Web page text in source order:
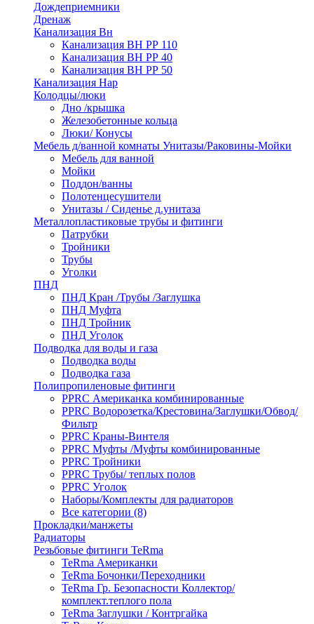
Дождеприемники
Дренаж
Канализация Вн
Канализация ВН РР 110
Канализация ВН РР 40
Канализация ВН РР 50
Канализация Нар
Колодцы/люки
Дно /крышка
Железобетонные кольца
Люки/ Конусы
Мебель д/ванной комнаты Унитазы/Раковины-Мойки
Мебель для ванной
Мойки
Поддон/ванны
Полотенцесушители
Унитазы / Сиденье д.унитаза
Металлопластиковые трубы и фитинги
Патрубки
Тройники
Трубы
Уголки
ПНД
ПНД Кран /Трубы /Заглушка
ПНД Муфта
ПНД Тройник
ПНД Уголок
Подводка для воды и газа
Подводка воды
Подводка газа
Полипропиленовые фитинги
PPRC Американка комбинированные
PPRC Водорозетка/Крестовина/Заглушки/Обвод/
Фильтр
PPRC Краны-Винтеля
PPRC Муфты /Муфты комбинированные
PPRC Тройники
PPRC Трубы/ теплых полов
PPRC Уголок
Наборы/Комплекты для радиаторов
Все категории (8)
Прокладки/манжеты
Радиаторы
Резьбовые фитинги TeRma
TeRma Американки
TeRma Бочонки/Переходники
TeRma Гр. Безопасности Коллектор/
комплект.теплого пола
TeRma Заглушки / Контргайка